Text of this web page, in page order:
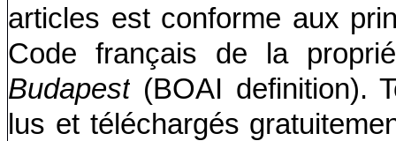
articles est conforme aux
Code français de la
Budapest (BOAI definition).
lus et téléchargés